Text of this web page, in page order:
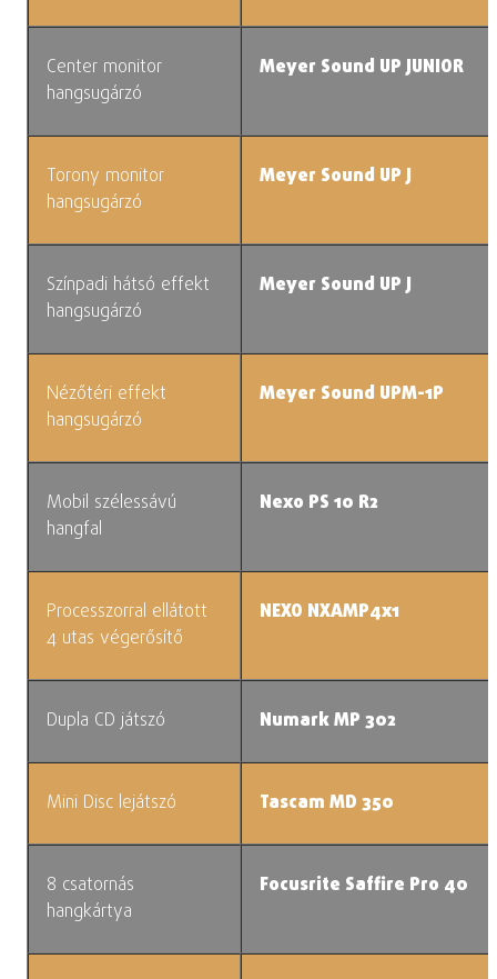
Center monitor
hangsugárzó
Meyer Sound UP JUNIOR
Torony monitor
hangsugárzó
Meyer Sound UP J
Színpadi hátsó effekt
hangsugárzó
Meyer Sound UP J
Nézőtéri effekt
hangsugárzó
Meyer Sound UPM-1P
Mobil szélessávú
hangfal
Nexo PS 10 R2
Processzorral ellátott
4 utas végerősítő
NEXO NXAMP4x1
Dupla CD játszó Numark MP 302
Mini Disc lejátszó Tascam MD 350
8 csatornás
hangkártya
Focusrite Saffire Pro 40